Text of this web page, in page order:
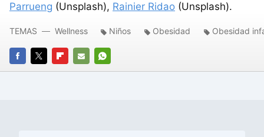
Parrueng (Unsplash), Rainier Ridao (Unsplash).
FACEBOOK
TWITTERFLIPBOARD
E-
WHATSAPP
TEMAS Wellness Niños Obesidad Obesidad